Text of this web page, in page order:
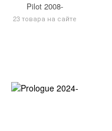
Pilot 2008-
23 товара на сайте